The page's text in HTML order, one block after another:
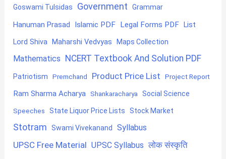
Goswami Tulsidas Government Grammar
Hanuman Prasad Islamic PDF Legal Forms PDF List
Lord Shiva Maharshi Vedvyas Maps Collection
Mathematics NCERT Textbook And Solution PDF
Patriotism Premchand Product Price List Project Report
Ram Sharma Acharya Shankaracharya Social Science
Speeches State Liquor Price Lists Stock Market
Stotram Swami Vivekanand Syllabus
UPSC Free Material UPSC Syllabus लोक संस्कृति